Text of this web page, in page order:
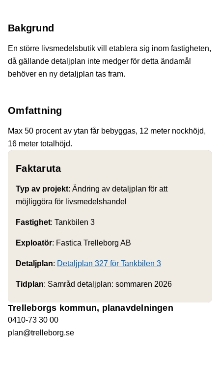
Bakgrund
En större livsmedelsbutik vill etablera sig inom fastigheten,
då gällande detaljplan inte medger för detta ändamål
behöver en ny detaljplan tas fram.
Omfattning
Max 50 procent av ytan får bebyggas, 12 meter nockhöjd,
16 meter totalhöjd.
Faktaruta
Typ av projekt: Ändring av detaljplan för att
möjliggöra för livsmedelshandel
Fastighet: Tankbilen 3
Exploatör: Fastica Trelleborg AB
Detaljplan: Detaljplan 327 för Tankbilen 3
Tidplan: Samråd detaljplan: sommaren 2026
Trelleborgs kommun, planavdelningen
0410-73 30 00
plan@trelleborg.se